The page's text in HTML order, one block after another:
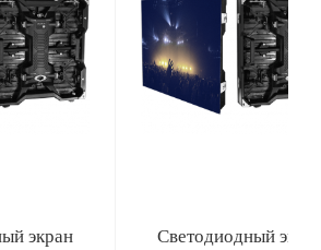
экран
Светодиодный